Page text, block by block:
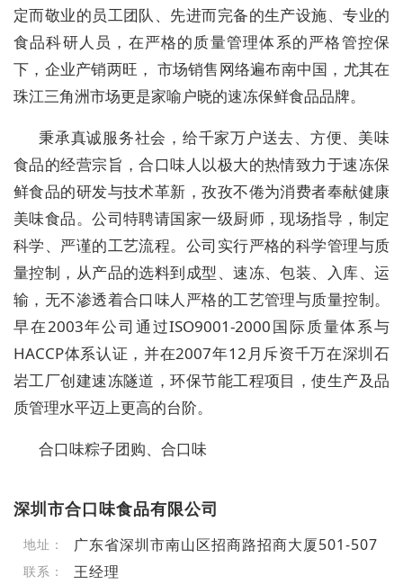
定而敬业的员工团队、先进而完备的生产设施、专业的
食品科研人员，在严格的质量管理体系的严格管控保
下，企业产销两旺， 市场销售网络遍布南中国，尤其在
珠江三角洲市场更是家喻户晓的速冻保鲜食品品牌。
秉承真诚服务社会，给千家万户送去、方便、美味
食品的经营宗旨，合口味人以极大的热情致力于速冻保
鲜食品的研发与技术革新，孜孜不倦为消费者奉献健康
美味食品。公司特聘请国家一级厨师，现场指导，制定
科学、严谨的工艺流程。公司实行严格的科学管理与质
量控制，从产品的选料到成型、速冻、包装、入库、运
输，无不渗透着合口味人严格的工艺管理与质量控制。
早在2003年公司通过ISO9001-2000国际质量体系与
HACCP体系认证，并在2007年12月斥资千万在深圳石
岩工厂创建速冻隧道，环保节能工程项目，使生产及品
质管理水平迈上更高的台阶。
合口味粽子团购、合口味
深圳市合口味食品有限公司
地址： 广东省深圳市南山区招商路招商大厦501-507
联系： 王经理